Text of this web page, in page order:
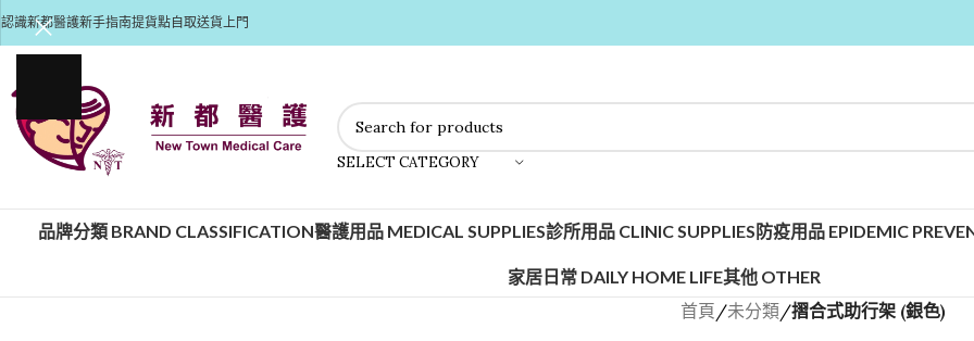
認識新都醫護新手指南提貨點自取送貨上門
SELECT CATEGORY
品牌分類 BRAND CLASSIFICATION醫護用品 MEDICAL SUPPLIES診所用品 CLINIC SUPPLIES防疫用品 EPIDEMIC
家居日常 DAILY HOME LIFE其他 OTHER
首頁/未分類/摺合式助行架 (銀色)